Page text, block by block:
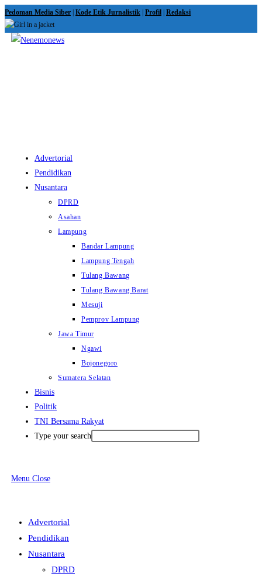
Skip
to
content
Pedoman Media Siber Kode Etik Jurnalistik Profil Redaksi
Advertorial
Pendidikan
Nusantara
DPRD
Asahan
Lampung
Bandar Lampung
Lampung Tengah
Tulang Bawang
Tulang Bawang Barat
Mesuji
Pemprov Lampung
Jawa Timur
Ngawi
Bojonegoro
Sumatera Selatan
Bisnis
Politik
TNI Bersama Rakyat
Type your search
Menu Close
Advertorial
Pendidikan
Nusantara
DPRD